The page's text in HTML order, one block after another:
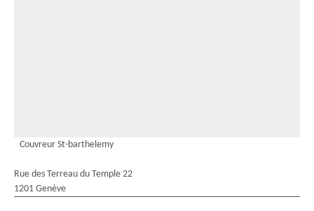
Couvreur St-barthelemy
Rue des Terreau du Temple 22
1201 Genève